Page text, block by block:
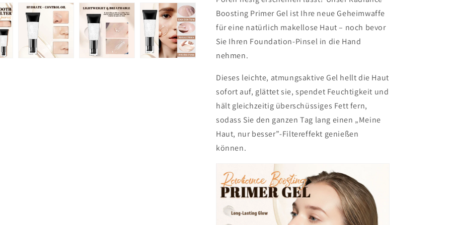
Boosting Primer Gel ist Ihre neue Geheimwaffe
für eine natürlich makellose Haut – noch bevor
Sie Ihren Foundation-Pinsel in die Hand
nehmen.
Dieses leichte, atmungsaktive Gel hellt die Haut
sofort auf, glättet sie, spendet Feuchtigkeit und
hält gleichzeitig überschüssiges Fett fern,
sodass Sie den ganzen Tag lang einen „Meine
Haut, nur besser”-Filtereffekt genießen
können.